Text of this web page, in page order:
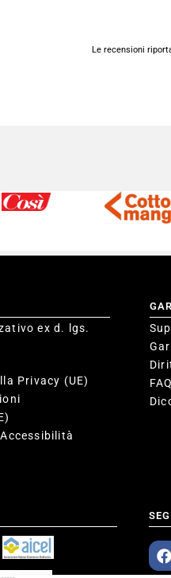
Le recensioni
ex d. lgs.
Privacy (UE)
FAQ